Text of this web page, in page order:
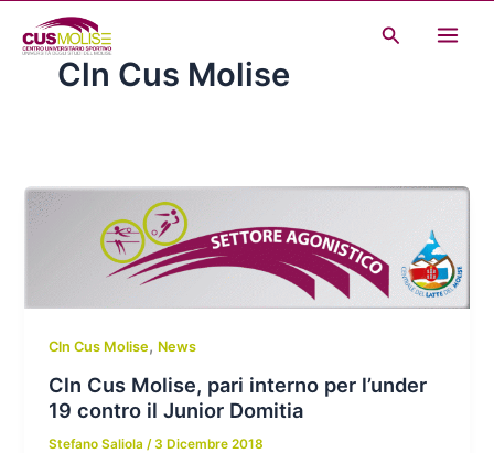
contenuto
Cerca
Cln Cus Molise
Cln Cus Molise, News
Cln Cus Molise, pari interno per l’under
19 contro il Junior Domitia
Stefano Saliola/3 Dicembre 2018